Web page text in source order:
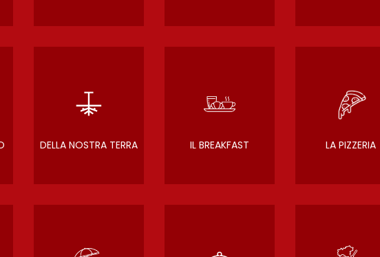
DELLA NOSTRA TERRA IL BREAKFAST LA PIZZERIA